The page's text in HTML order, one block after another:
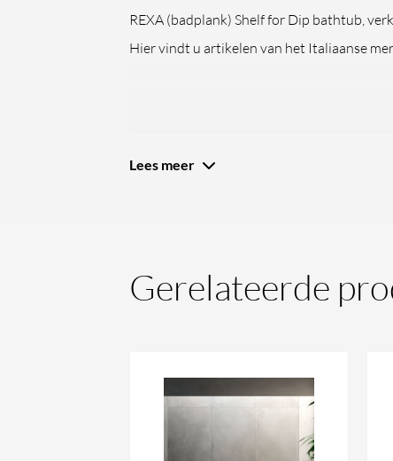
REXA (badplank) Shelf for Dip bathtub,
Hier vindt u artikelen van het Italiaanse
REXA Design presenteert de Shelf for Dip
900 × 150 × 12 mm dat uw badrand
badplank
is ontwikkeld voor het Dip bad.
Lees meer
Gerelateerde